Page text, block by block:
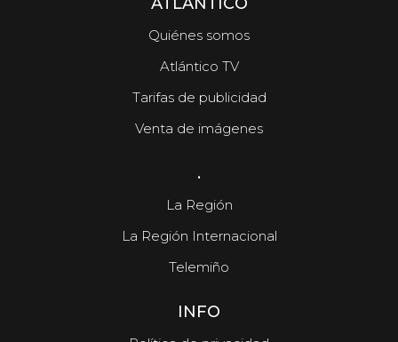
Quiénes somos
Atlántico TV
Tarifas de publicidad
Venta de imágenes
.
La Región
La Región Internacional
Telemiño
INFO